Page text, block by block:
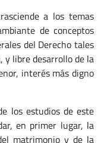
a los temas
de conceptos
del Derecho tales
y libre desarrollo de la
interés más digno
los estudios de este
en primer lugar, la
matrimonio y de la